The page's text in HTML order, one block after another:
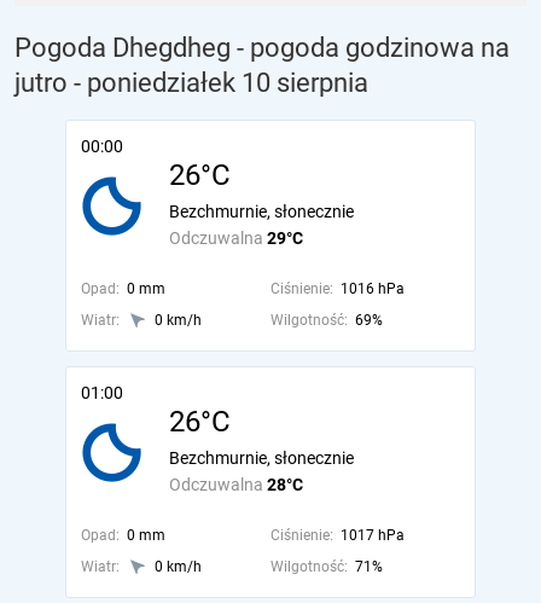
Pogoda Dhegdheg - pogoda godzinowa na
jutro - poniedziałek 10 sierpnia
00:00
26°C
Odczuwalna 29°C
Bezchmurnie, słonecznie
Opad: 0 mm Ciśnienie: 1016 hPa
Wiatr:
0 km/h Wilgotność: 69%
01:00
26°C
Odczuwalna 28°C
Bezchmurnie, słonecznie
Opad: 0 mm Ciśnienie: 1017 hPa
Wiatr:
0 km/h Wilgotność: 71%